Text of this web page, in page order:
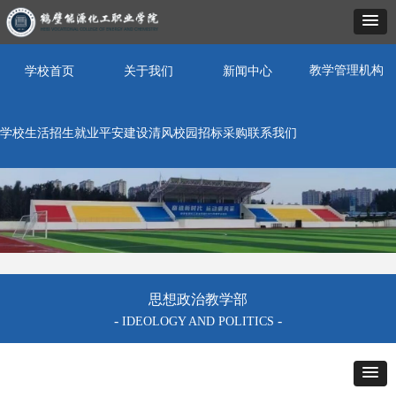
教学管理机构
学校生活招生就业平安建设清风校园招标采购联系我们
学校首页 关于我们 新闻中心
思想政治教学部
- IDEOLOGY AND POLITICS -